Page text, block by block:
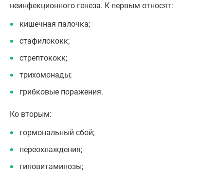
неинфекционного генеза. К первым относят:
кишечная палочка;
стафилококк;
стрептококк;
трихомонады;
грибковые поражения.
Ко вторым:
гормональный сбой;
переохлаждения;
гиповитаминозы;